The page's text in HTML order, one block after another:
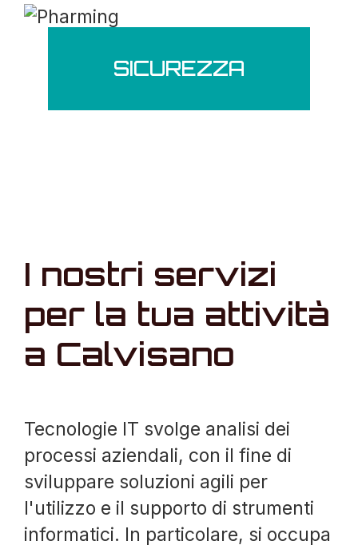
SICUREZZA
I nostri servizi
per la tua attività
a Calvisano
Tecnologie IT svolge analisi dei
processi aziendali, con il fine di
sviluppare soluzioni agili per
l'utilizzo e il supporto di strumenti
informatici. In particolare, si occupa